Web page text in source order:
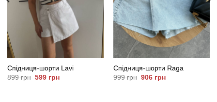
Спідниця-шорти Lavi
899грн Оригінальна
599грнПоточна
Спідниця-шорти Raga
999грн Оригінальна
906грнПоточна